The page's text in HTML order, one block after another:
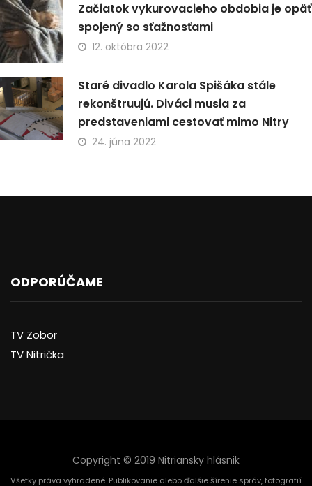
Začiatok vykurovacieho obdobia je opäť
spojený so sťažnosťami
12. októbra 2022
Staré divadlo Karola Spišáka stále
rekonštruujú. Diváci musia za
predstaveniami cestovať mimo Nitry
24. júna 2022
ODPORÚČAME
TV Zobor
TV Nitrička
Copyright © 2019 Nitriansky hlásnik
Všetky práva vyhradené. Publikovanie alebo ďalšie šírenie správ, fotografií